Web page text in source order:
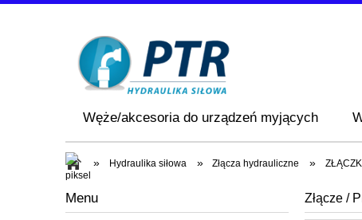
Węże/akcesoria do urządzeń myjących
» Hydraulika siłowa » Złącza hydrauliczne »
Menu Złącze /